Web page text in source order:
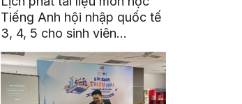
Tiếng Anh hội nhập quốc tế
3, 4, 5 cho sinh viên
HK2534